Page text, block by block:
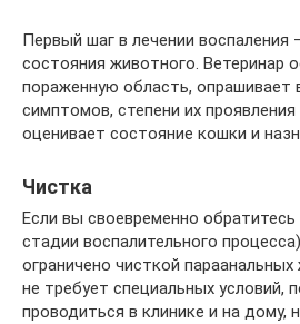
Первый шаг в лечении воспаления
состояния животного. Ветеринар
пораженную область, опрашивает
симптомов, степени их проявления
оценивает состояние кошки и
Чистка
Если вы своевременно обратитесь
стадии воспалительного
ограничено чисткой
не требует специальных условий,
проводиться в клинике и на дому,